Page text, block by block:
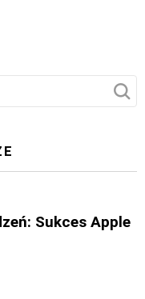
Sukces Apple